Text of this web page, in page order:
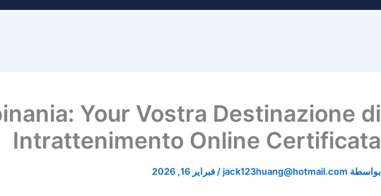
Your Vostra Destinazione di
Intrattenimento Online Certificata
بواسطة jack123huang@hotmail.com
/فبراير 16, 2026